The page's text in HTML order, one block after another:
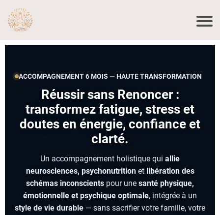
ACCOMPAGNEMENT 6 MOIS — HAUTE TRANSFORMATION
Réussir sans Renoncer :
transformez fatigue, stress et
doutes en énergie, confiance et
clarté.
Un accompagnement holistique qui allie
neurosciences, psychonutritionet libération des
schémas inconscients pour une santé physique,
émotionnelle et psychique optimale, intégrée à un
style de vie durable — sans sacrifier votre famille, votre